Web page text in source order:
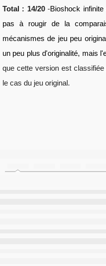
Total : 14/20 -Bioshock
pas à rougir de la
mécanismes de jeu peu
un peu plus d'originalité, mais
que cette version est
le cas du jeu original.